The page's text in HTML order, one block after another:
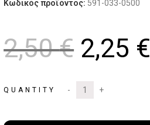
Κωδικός προϊόντος: 591-033-0500
2,50€ 2,25 €
QUANTITY